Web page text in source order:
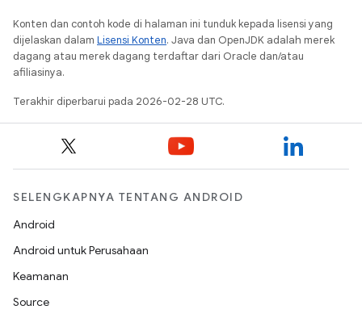
Konten dan contoh kode di halaman ini tunduk kepada lisensi yang
dijelaskan dalam Lisensi Konten. Java dan OpenJDK adalah merek
dagang atau merek dagang terdaftar dari Oracle dan/atau
afiliasinya.
Terakhir diperbarui pada 2026-02-28 UTC.
SELENGKAPNYA TENTANG ANDROID
Android
Android untuk Perusahaan
Keamanan
Source